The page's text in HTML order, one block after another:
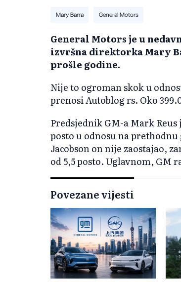
Mary Barra General Motors
General Motors je u
izvršna direktorka Mary
prošle godine.
Nije to ogroman skok u
prenosi Autoblog rs. Oko
Predsjednik GM-a Mark
posto u odnosu na
Jacobson on nije zaostajao,
od 5,5 posto. Uglavnom, GM
Povezane vijesti